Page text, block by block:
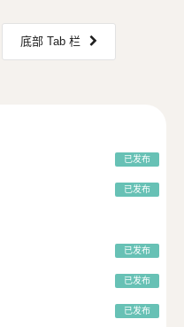
底部 Tab 栏
已发布
已发布
已发布
已发布
已发布